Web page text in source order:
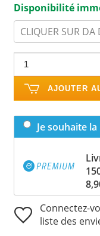
Disponibilité
CLIQUER SUR DA
AJOUTER
Je souhaite
Connectez-
liste des